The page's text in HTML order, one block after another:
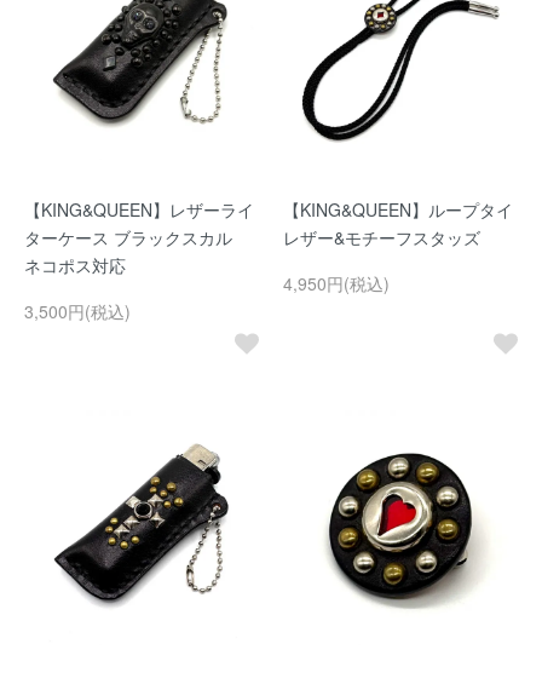
【KING&QUEEN】レザーライ
ターケース ブラックスカル
ネコポス対応
3,500円(税込)
【KING&QUEEN】ループタイ
レザー&モチーフスタッズ
4,950円(税込)